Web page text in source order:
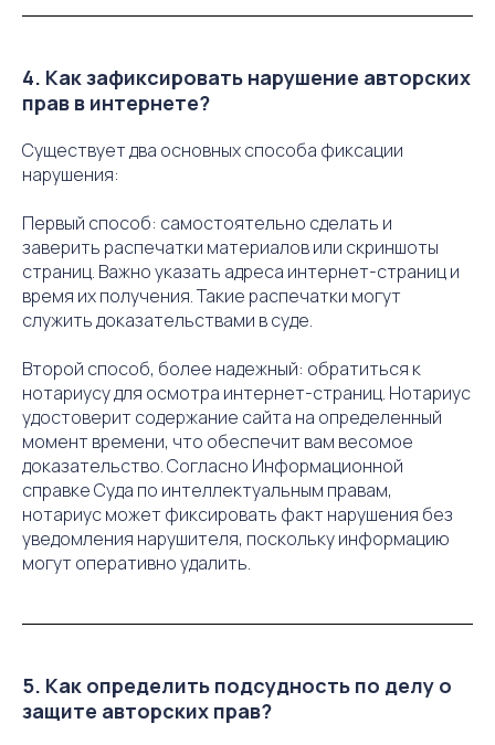
4. Как зафиксировать нарушение авторских
прав в интернете?
Существует два основных способа фиксации
нарушения:
Первый способ: самостоятельно сделать и
заверить распечатки материалов или скриншоты
страниц. Важно указать адреса интернет-страниц и
время их получения. Такие распечатки могут
служить доказательствами в суде.
Второй способ, более надежный: обратиться к
нотариусу для осмотра интернет-страниц. Нотариус
удостоверит содержание сайта на определенный
момент времени, что обеспечит вам весомое
доказательство. Согласно Информационной
справке Суда по интеллектуальным правам,
нотариус может фиксировать факт нарушения без
уведомления нарушителя, поскольку информацию
могут оперативно удалить.
5. Как определить подсудность по делу о
защите авторских прав?